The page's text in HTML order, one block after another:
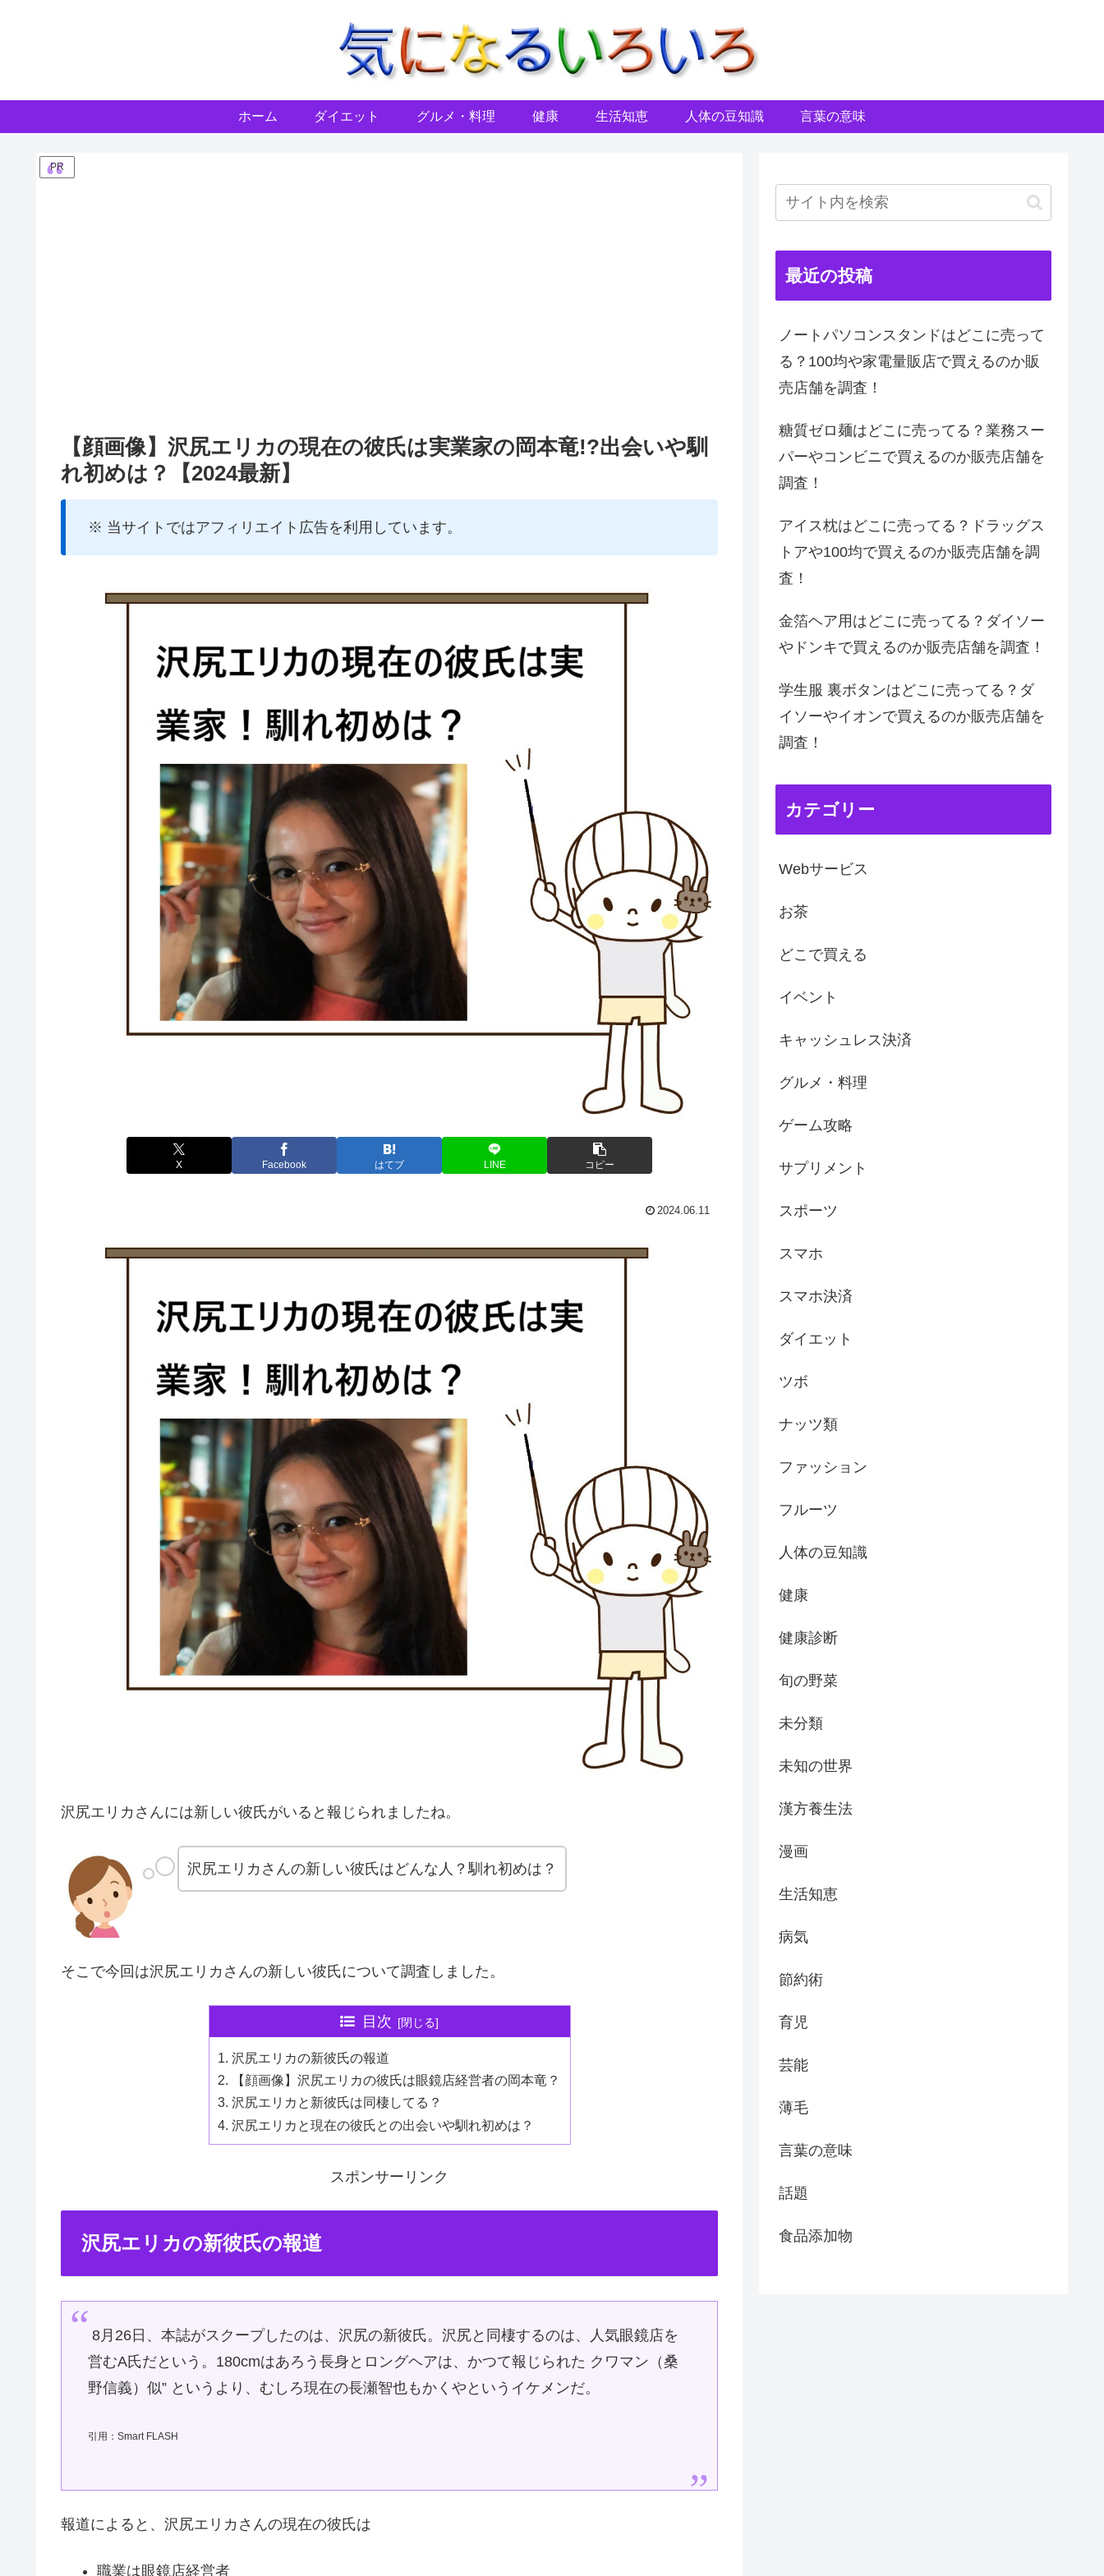
ホーム ダイエット グルメ・料理 健康 生活知恵 人体の豆知識 言葉の意味
PR
【顔画像】沢尻エリカの現在の彼氏は実業家の岡本竜!?出会いや馴
れ初めは？【2024最新】
※ 当サイトではアフィリエイト広告を利用しています。
X Facebook はてブ LINE コピー
2024.06.11
沢尻エリカさんには新しい彼氏がいると報じられましたね。
沢尻エリカさんの新しい彼氏はどんな人？馴れ初めは？
そこで今回は沢尻エリカさんの新しい彼氏について調査しました。
目次
沢尻エリカの新彼氏の報道
【顔画像】沢尻エリカの彼氏は眼鏡店経営者の岡本竜？
沢尻エリカと新彼氏は同棲してる？
沢尻エリカと現在の彼氏との出会いや馴れ初めは？
スポンサーリンク
沢尻エリカの新彼氏の報道
8月26日、本誌がスクープしたのは、沢尻の新彼氏。沢尻と同棲するのは、人気眼鏡店を
営むA氏だという。180cmはあろう長身とロングヘアは、かつて報じられた クワマン（桑
野信義）似” というより、むしろ現在の長瀬智也もかくやというイケメンだ。
引用：Smart FLASH
報道によると、沢尻エリカさんの現在の彼氏は
職業は眼鏡店経営者
最近の投稿
ノートパソコンスタンドはどこに売って
る？100均や家電量販店で買えるのか販
売店舗を調査！
糖質ゼロ麺はどこに売ってる？業務スー
パーやコンビニで買えるのか販売店舗を
調査！
アイス枕はどこに売ってる？ドラッグス
トアや100均で買えるのか販売店舗を調
査！
金箔ヘア用はどこに売ってる？ダイソー
やドンキで買えるのか販売店舗を調査！
学生服 裏ボタンはどこに売ってる？ダ
イソーやイオンで買えるのか販売店舗を
調査！
カテゴリー
Webサービス
お茶
どこで買える
イベント
キャッシュレス決済
グルメ・料理
ゲーム攻略
サプリメント
スポーツ
スマホ
スマホ決済
ダイエット
ツボ
ナッツ類
ファッション
フルーツ
人体の豆知識
健康
健康診断
旬の野菜
未分類
未知の世界
漢方養生法
漫画
生活知恵
病気
節約術
育児
芸能
薄毛
言葉の意味
話題
食品添加物